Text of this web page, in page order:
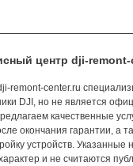
центр dji-remont-
remont-center.ru
DJI, но не является
качественные
окончания гарантии, а
устройств. Указанные
и не считаются